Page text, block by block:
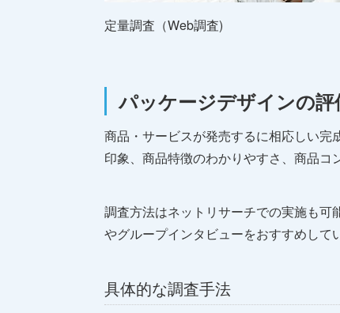
定量調査（Web調査)
パッケージデザインの
商品・サービスが発売するに相応しい
印象、商品特徴のわかりやすさ、商品コ
調査方法はネットリサーチでの実施も
やグループインタビューをおすすめして
具体的な調査手法